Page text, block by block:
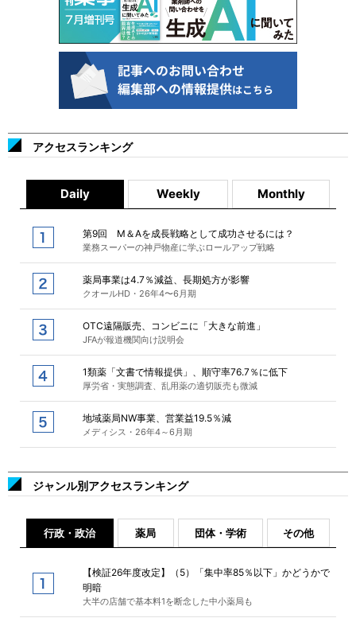
アクセスランキング
Daily Weekly Monthly
第9回 M＆Aを成長戦略として成功させるには？
業務スーパーの神戸物産に学ぶロールアップ戦略
薬局事業は4.7％減益、長期処方が影響
クオールHD・26年4〜6月期
OTC遠隔販売、コンビニに「大きな前進」
JFAが報道機関向け説明会
1類薬「文書で情報提供」、順守率76.7％に低下
厚労省・実態調査、乱用薬の適切販売も微減
地域薬局NW事業、営業益19.5％減
メディシス・26年4～6月期
ジャンル別アクセスランキング
行政・政治 薬局 団体・学術 その他
【検証26年度改定】（5）「集中率85％以下」かどうかで
明暗
大半の店舗で基本料1を断念した中小薬局も